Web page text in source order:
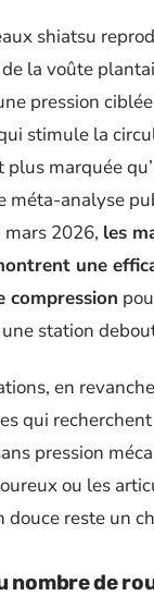
shiatsu
la voûte
pression
stimule la
marquée
méta-analyse
mars 2026, les
une
compression
station
en
qui
pression
ou les
douce reste un
nombre de